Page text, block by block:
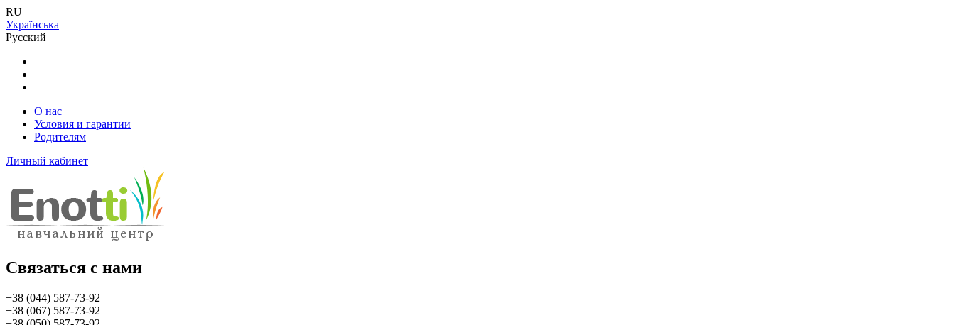
RU
Українська
Русский
О нас
Условия и гарантии
Родителям
Личный кабинет
Связаться с нами
+38 (044) 587-73-92
+38 (067) 587-73-92